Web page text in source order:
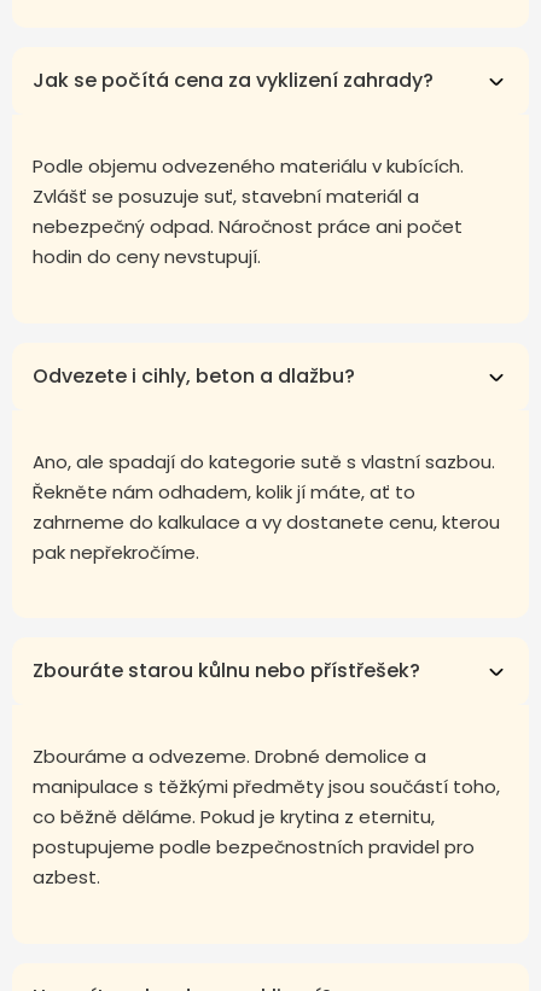
Jak se počítá cena za vyklizení zahrady?
Podle objemu odvezeného materiálu v kubících.
Zvlášť se posuzuje suť, stavební materiál a
nebezpečný odpad. Náročnost práce ani počet
hodin do ceny nevstupují.
Odvezete i cihly, beton a dlažbu?
Ano, ale spadají do kategorie sutě s vlastní sazbou.
Řekněte nám odhadem, kolik jí máte, ať to
zahrneme do kalkulace a vy dostanete cenu, kterou
pak nepřekročíme.
Zbouráte starou kůlnu nebo přístřešek?
Zbouráme a odvezeme. Drobné demolice a
manipulace s těžkými předměty jsou součástí toho,
co běžně děláme. Pokud je krytina z eternitu,
postupujeme podle bezpečnostních pravidel pro
azbest.